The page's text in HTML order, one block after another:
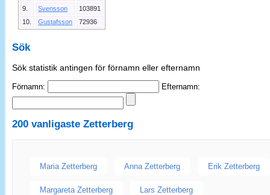
9.
Svensson
103891
10.
Gustafsson 72936
Sök
Sök statistik antingen för förnamn eller efternamn
Förnamn: Efternamn:
200 vanligasteZetterberg
Maria Zetterberg Anna Zetterberg Erik Zetterberg
Margareta Zetterberg Lars Zetterberg